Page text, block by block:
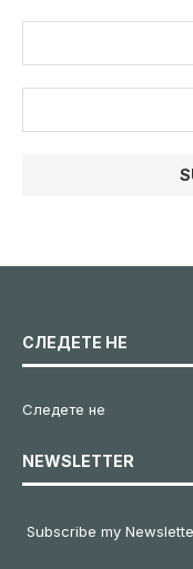
СЛЕДЕТЕ НЕ
Следете не
NEWSLETTER
Subscribe my